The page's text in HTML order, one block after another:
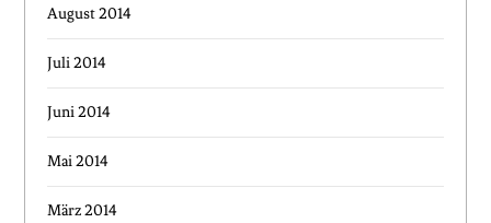
August 2014
Juli 2014
Juni 2014
Mai 2014
März 2014